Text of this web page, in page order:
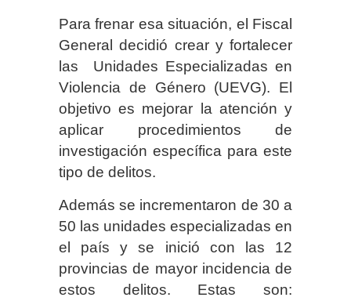
Para frenar esa situación, el Fiscal
General decidió crear y fortalecer
las Unidades Especializadas en
Violencia de Género (UEVG). El
objetivo es mejorar la atención y
aplicar procedimientos de
investigación específica para este
tipo de delitos.
Además se incrementaron de 30 a
50 las unidades especializadas en
el país y se inició con las 12
provincias de mayor incidencia de
estos delitos. Estas son: